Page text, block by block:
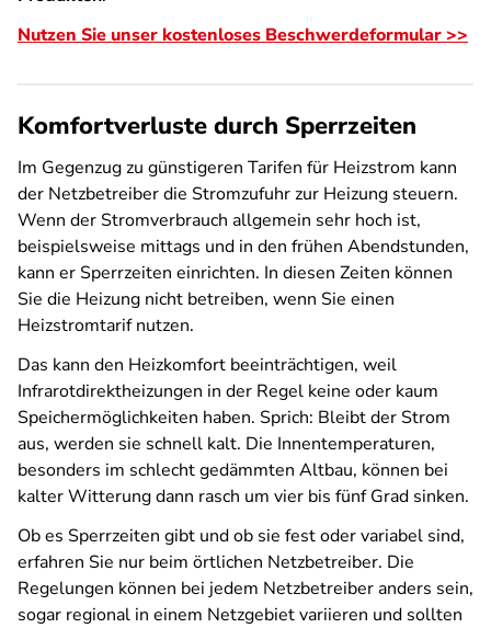
Nutzen Sie unser kostenloses Beschwerdeformular >>
Komfortverluste durch Sperrzeiten
Im Gegenzug zu günstigeren Tarifen für Heizstrom kann
der Netzbetreiber die Stromzufuhr zur Heizung steuern.
Wenn der Stromverbrauch allgemein sehr hoch ist,
beispielsweise mittags und in den frühen Abendstunden,
kann er Sperrzeiten einrichten. In diesen Zeiten können
Sie die Heizung nicht betreiben, wenn Sie einen
Heizstromtarif nutzen.
Das kann den Heizkomfort beeinträchtigen, weil
Infrarotdirektheizungen in der Regel keine oder kaum
Speichermöglichkeiten haben. Sprich: Bleibt der Strom
aus, werden sie schnell kalt. Die Innentemperaturen,
besonders im schlecht gedämmten Altbau, können bei
kalter Witterung dann rasch um vier bis fünf Grad sinken.
Ob es Sperrzeiten gibt und ob sie fest oder variabel sind,
erfahren Sie nur beim örtlichen Netzbetreiber. Die
Regelungen können bei jedem Netzbetreiber anders sein,
sogar regional in einem Netzgebiet variieren und sollten